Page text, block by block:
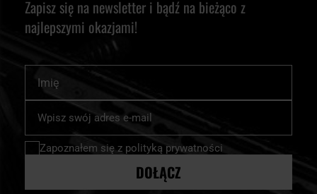
Zapisz się na newsletter i bądź na bieżąco z
najlepszymi okazjami!
nasz
newsletter:
Zapoznałem się z polityką prywatności
DOŁĄCZ